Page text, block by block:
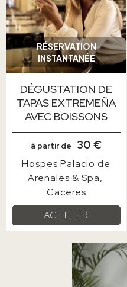
RÉSERVATION
INSTANTANÉE
DÉGUSTATION DE
TAPAS EXTREMEÑA
AVEC BOISSONS
à partir de 30 €
Hospes Palacio de
Arenales & Spa
Caceres
ACHETER
IMAGE